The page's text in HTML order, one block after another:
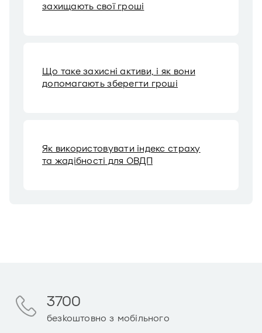
захищають свої гроші
Що таке захисні активи, і як вони
допомагають зберегти гроші
Як використовувати індекс страху
та жадібності для ОВДП
3700
безкоштовно з мобільного